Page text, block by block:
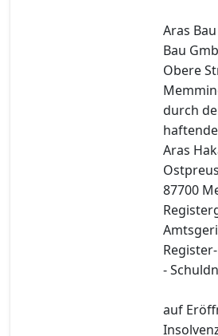
Aras
Bau
Obere
durch
Aras
87700
-
auf